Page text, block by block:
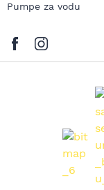
Pumpe za vodu